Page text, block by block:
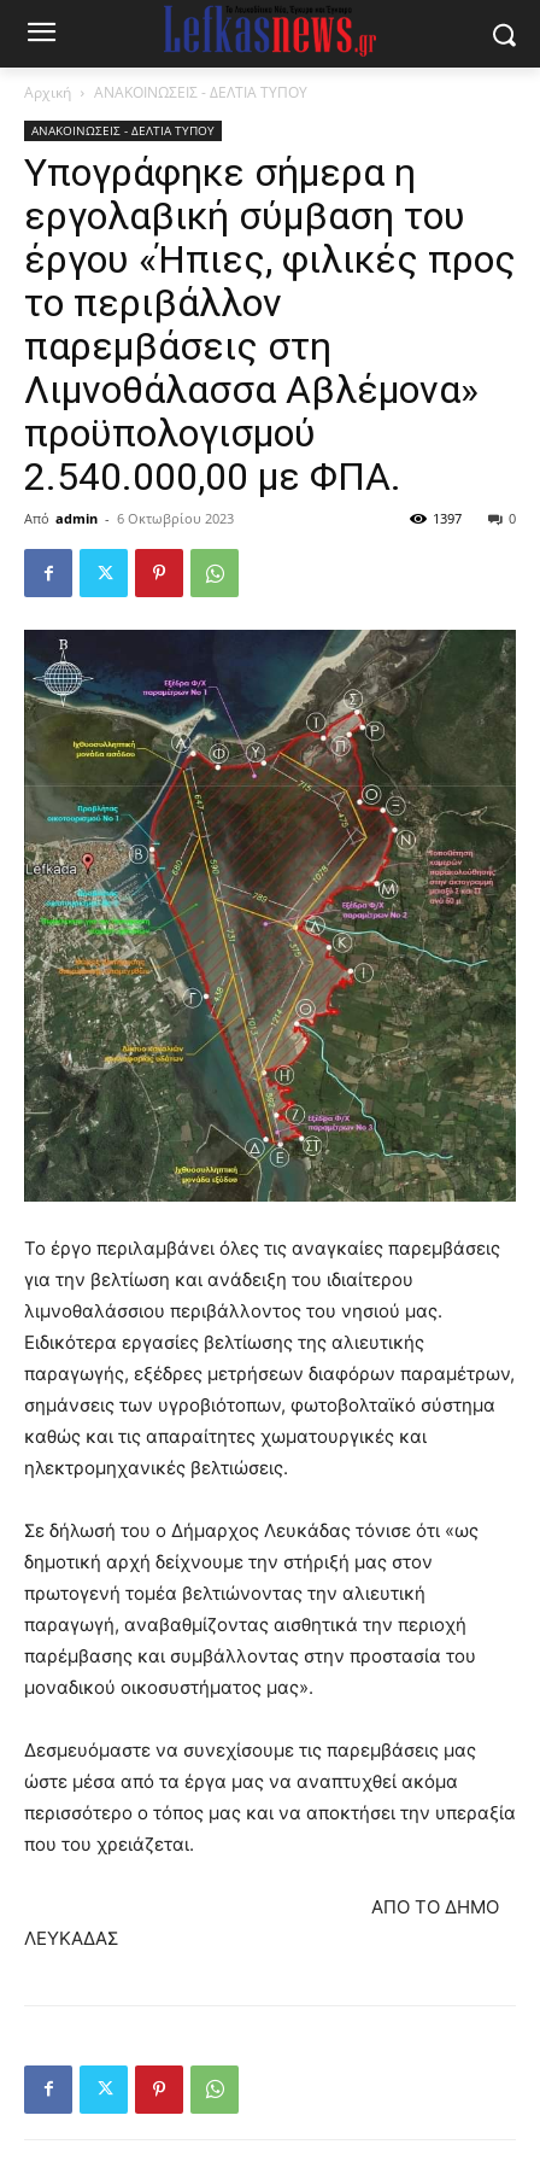
Αρχική ΑΝΑΚΟΙΝΩΣΕΙΣ - ΔΕΛΤΙΑ ΤΥΠΟΥ
ΑΝΑΚΟΙΝΩΣΕΙΣ - ΔΕΛΤΙΑ ΤΥΠΟΥ
Υπογράφηκε σήμερα η
εργολαβική σύμβαση του
έργου «Ήπιες, φιλικές προς
το περιβάλλον
παρεμβάσεις στη
Λιμνοθάλασσα Αβλέμονα»
προϋπολογισμού
2.540.000,00 με ΦΠΑ.
Από admin - 6 Οκτωβρίου 2023 0
1397
Το έργο περιλαμβάνει όλες τις αναγκαίες παρεμβάσεις
για την βελτίωση και ανάδειξη του ιδιαίτερου
λιμνοθαλάσσιου περιβάλλοντος του νησιού μας.
Ειδικότερα εργασίες βελτίωσης της αλιευτικής
παραγωγής, εξέδρες μετρήσεων διαφόρων παραμέτρων,
σημάνσεις των υγροβιότοπων, φωτοβολταϊκό σύστημα
καθώς και τις απαραίτητες χωματουργικές και
ηλεκτρομηχανικές βελτιώσεις.
Σε δήλωσή του ο Δήμαρχος Λευκάδας τόνισε ότι «ως
δημοτική αρχή δείχνουμε την στήριξή μας στον
πρωτογενή τομέα βελτιώνοντας την αλιευτική
παραγωγή, αναβαθμίζοντας αισθητικά την περιοχή
παρέμβασης και συμβάλλοντας στην προστασία του
μοναδικού οικοσυστήματος μας».
Δεσμευόμαστε να συνεχίσουμε τις παρεμβάσεις μας
ώστε μέσα από τα έργα μας να αναπτυχθεί ακόμα
περισσότερο ο τόπος μας και να αποκτήσει την υπεραξία
που του χρειάζεται.
ΑΠΟ ΤΟ ΔΗΜΟ
ΛΕΥΚΑΔΑΣ